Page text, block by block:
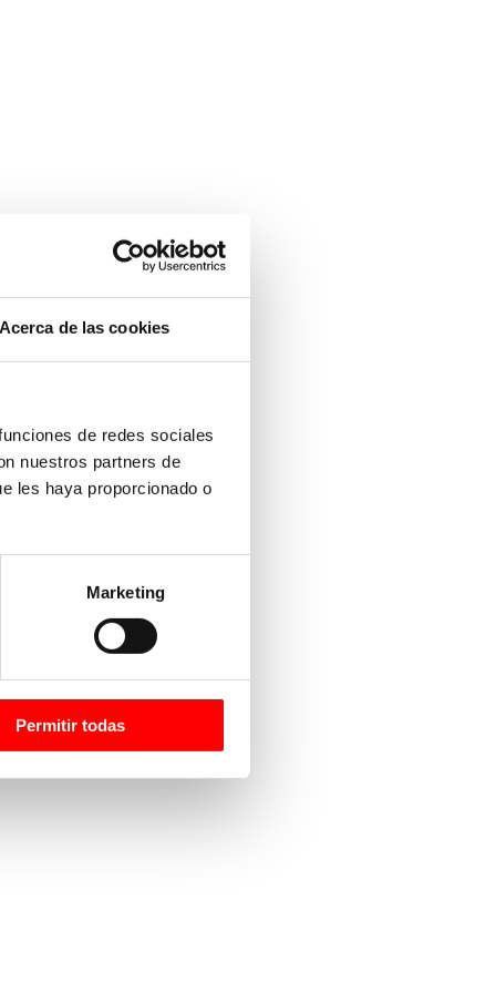
Acerca de las cookies
de redes sociales
nuestros partners de
les haya proporcionado o
Marketing
Permitir todas